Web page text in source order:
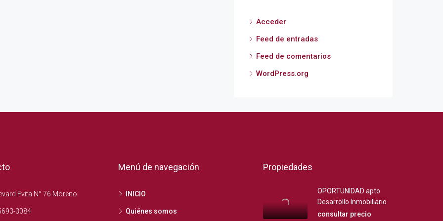
Acceder
Feed de entradas
Feed de comentarios
WordPress.org
Evita N° 76 Moreno
3084
Menú de navegación
INICIO
Quiénes somos
Propiedades
OPORTUNIDAD apto
Desarrollo Inmobiliario
consultar precio